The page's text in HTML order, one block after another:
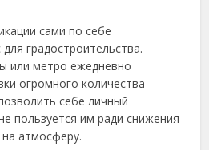
сами по себе
градостроительства.
или метро ежедневно
огромного количества
себе личный
пользуется им ради снижения
атмосферу.